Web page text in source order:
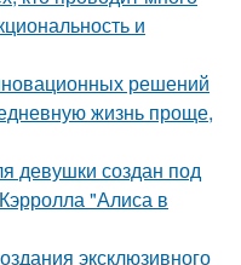
и
решений
жизнь проще,
девушки создан под
"Алиса в
эксклюзивного